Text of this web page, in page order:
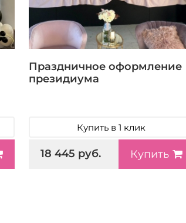
Праздничное оформление
президиума
Купить в 1 клик
18 445 руб. Купить